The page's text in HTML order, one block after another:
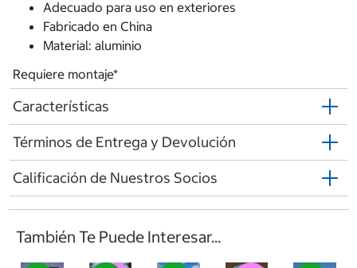
Adecuado para uso en exteriores
Fabricado en China
Material: aluminio
Requiere montaje*
Características
Términos de Entrega y Devolución
Calificación de Nuestros Socios
También Te Puede Interesar...